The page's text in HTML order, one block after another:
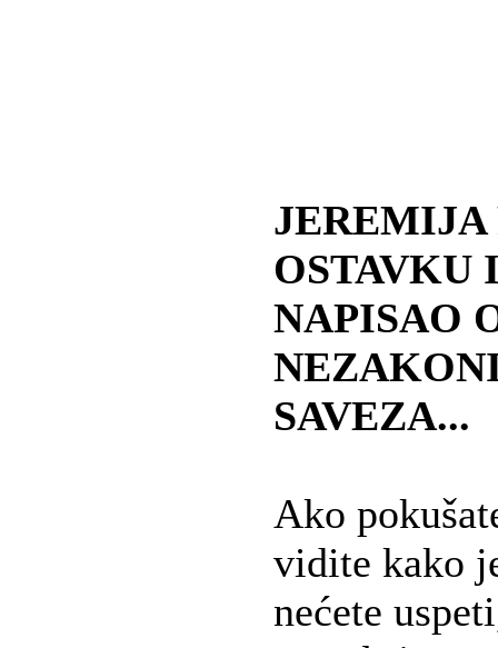
OSTAVKU
NAPISAO
SAVEZA...
Ako
vidite kako
nećete